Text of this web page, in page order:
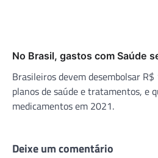
No Brasil, gastos com Saúde
Brasileiros devem desembolsar
planos de saúde e tratamentos, e
medicamentos em 2021.
Deixe um comentário